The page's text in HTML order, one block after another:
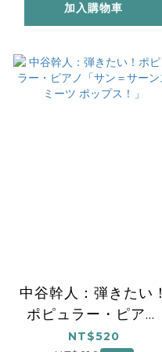
加入購物車
中谷幹人：弾きたい！
ポピュラー・ピアノ
「サン＝サーンス ミ
NT$520